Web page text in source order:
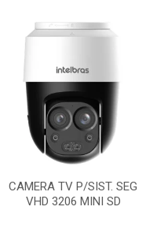
CAMERA TV P/SIST. SEG
VHD 3206 MINI SD